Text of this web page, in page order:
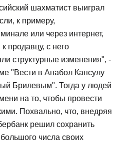
шахматист выиграл
к примеру,
или через интернет,
продавцу, с него
структурные изменения", -
"Вести в Анабол Капсулу
Брилевым". Тогда у людей
на то, чтобы провести
Похвально, что, внедряя
решил сохранить
числа своих